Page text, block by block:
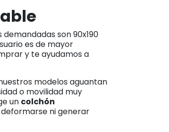
demandadas son 90x190
es de mayor
y te ayudamos a
modelos aguantan
o movilidad muy
un colchón
ni generar